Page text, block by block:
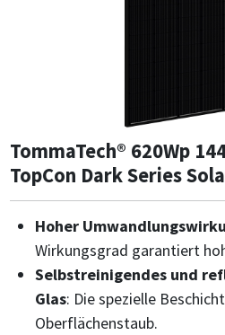
TommaTech® 620Wp
TopCon Dark Series
Hoher
Wirkungsgrad garantiert
Selbstreinigendes und
Glas: Die spezielle
Oberflächenstaub.